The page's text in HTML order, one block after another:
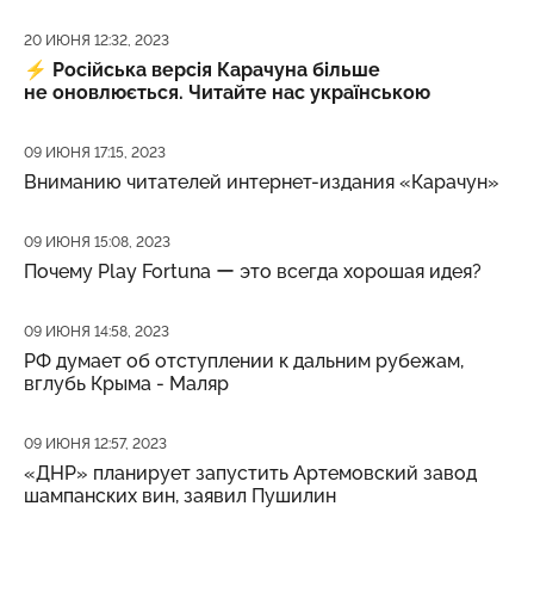
Дата публикации
20 ИЮНЯ 12:32, 2023
⚡️ Російська версія Карачуна більше
не оновлюється. Читайте нас українською
Дата публикации
09 ИЮНЯ 17:15, 2023
Вниманию читателей интернет-издания «Карачун»
Дата публикации
09 ИЮНЯ 15:08, 2023
Почему Play Fortuna ー это всегда хорошая идея?
Дата публикации
09 ИЮНЯ 14:58, 2023
РФ думает об отступлении к дальним рубежам,
вглубь Крыма - Маляр
Дата публикации
09 ИЮНЯ 12:57, 2023
«ДНР» планирует запустить Артемовский завод
шампанских вин, заявил Пушилин